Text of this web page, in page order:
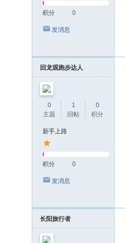
积分 0
发消息
回龙观跑步达人
0
主题
1
回帖
0
积分
新手上路
积分 0
发消息
长阳旅行者